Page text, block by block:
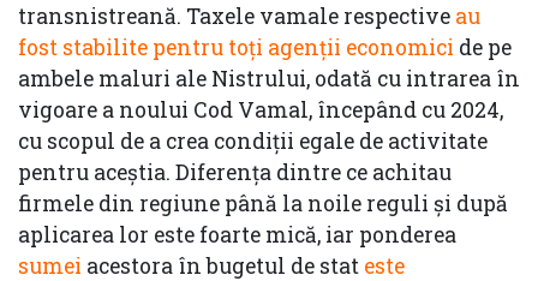
transnistreană. Taxele vamale respective au
fost stabilite pentru toți agenții economici de pe
ambele maluri ale Nistrului, odată cu intrarea în
vigoare a noului Cod Vamal, începând cu 2024,
cu scopul de a crea condiții egale de activitate
pentru aceștia. Diferența dintre ce achitau
firmele din regiune până la noile reguli și după
aplicarea lor este foarte mică, iar ponderea
sumei acestora în bugetul de stat este